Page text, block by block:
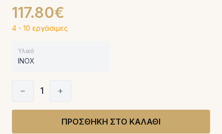
117.80€
4 - 10 εργάσιμες
Υλικό
INOX
− 1 +
ΠΡΟΣΘΗΚΗ ΣΤΟ ΚΑΛΑΘΙ